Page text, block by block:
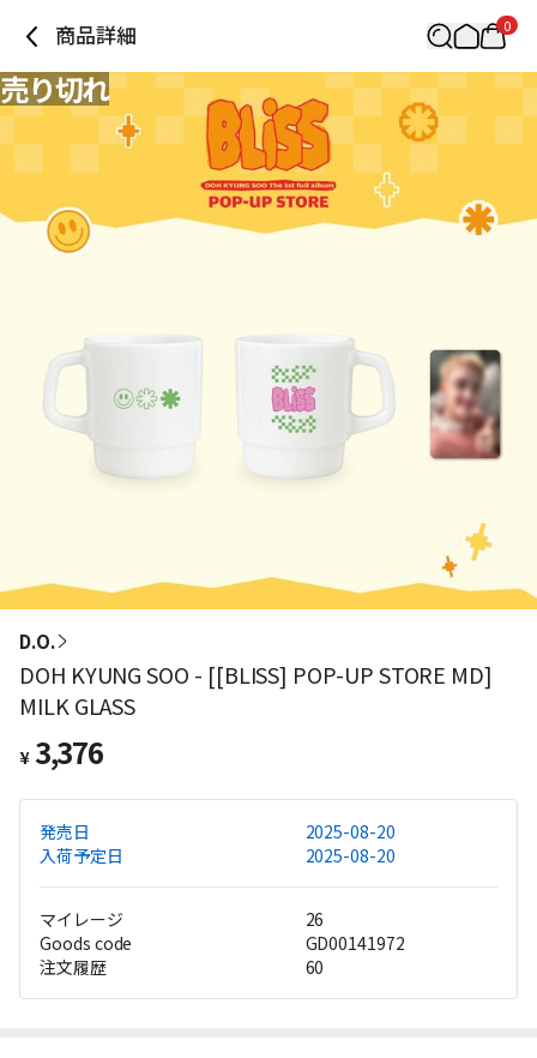
商品詳細 0
売り切れ
D.O.
DOH KYUNG SOO - [[BLISS] POP-UP STORE MD]
MILK GLASS
¥ 3,376
発売日
2025-08-20
入荷予定日
2025-08-20
マイレージ
26
Goods code
GD00141972
注文履歴
60